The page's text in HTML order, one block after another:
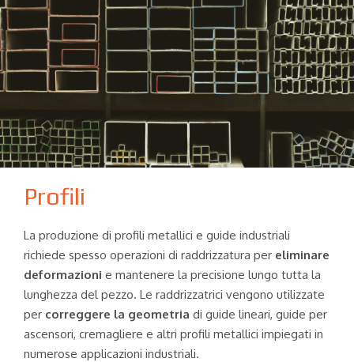
Profili
La produzione di profili metallici e guide industriali
richiede spesso operazioni di raddrizzatura per eliminare
deformazioni e mantenere la precisione lungo tutta la
lunghezza del pezzo. Le raddrizzatrici vengono utilizzate
per correggere la geometria di guide lineari, guide per
ascensori, cremagliere e altri profili metallici impiegati in
numerose applicazioni industriali.